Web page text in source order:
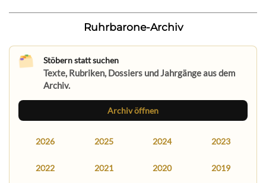
Ruhrbarone-Archiv
Stöbern statt suchen
Texte, Rubriken, Dossiers und Jahrgänge aus dem
Archiv.
Archiv öffnen
2026 2025 2024 2023
2022 2021 2020 2019